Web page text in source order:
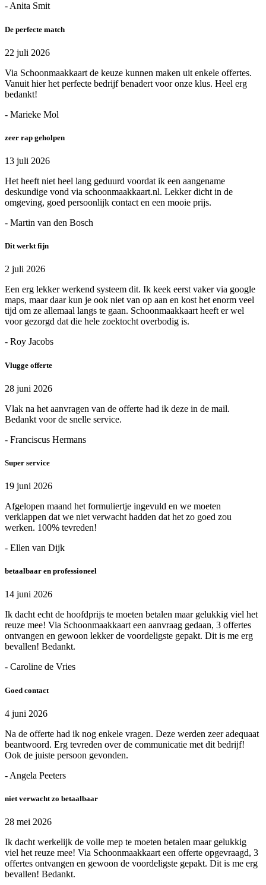
- Anita Smit
De perfecte match
22 juli 2026
Via Schoonmaakkaart de keuze kunnen maken uit enkele offertes.
Vanuit hier het perfecte bedrijf benadert voor onze klus. Heel erg
bedankt!
- Marieke Mol
zeer rap geholpen
13 juli 2026
Het heeft niet heel lang geduurd voordat ik een aangename
deskundige vond via schoonmaakkaart.nl. Lekker dicht in de
omgeving, goed persoonlijk contact en een mooie prijs.
- Martin van den Bosch
Dit werkt fijn
2 juli 2026
Een erg lekker werkend systeem dit. Ik keek eerst vaker via google
maps, maar daar kun je ook niet van op aan en kost het enorm veel
tijd om ze allemaal langs te gaan. Schoonmaakkaart heeft er wel
voor gezorgd dat die hele zoektocht overbodig is.
- Roy Jacobs
Vlugge offerte
28 juni 2026
Vlak na het aanvragen van de offerte had ik deze in de mail.
Bedankt voor de snelle service.
- Franciscus Hermans
Super service
19 juni 2026
Afgelopen maand het formuliertje ingevuld en we moeten
verklappen dat we niet verwacht hadden dat het zo goed zou
werken. 100% tevreden!
- Ellen van Dijk
betaalbaar en professioneel
14 juni 2026
Ik dacht echt de hoofdprijs te moeten betalen maar gelukkig viel het
reuze mee! Via Schoonmaakkaart een aanvraag gedaan, 3 offertes
ontvangen en gewoon lekker de voordeligste gepakt. Dit is me erg
bevallen! Bedankt.
- Caroline de Vries
Goed contact
4 juni 2026
Na de offerte had ik nog enkele vragen. Deze werden zeer adequaat
beantwoord. Erg tevreden over de communicatie met dit bedrijf!
Ook de juiste persoon gevonden.
- Angela Peeters
niet verwacht zo betaalbaar
28 mei 2026
Ik dacht werkelijk de volle mep te moeten betalen maar gelukkig
viel het reuze mee! Via Schoonmaakkaart een offerte opgevraagd, 3
offertes ontvangen en gewoon de voordeligste gepakt. Dit is me erg
bevallen! Bedankt.